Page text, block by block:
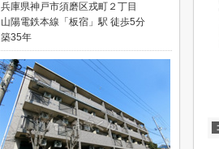
兵庫県神戸市須磨区戎町２丁目
山陽電鉄本線「板宿」駅 徒歩5分
築35年